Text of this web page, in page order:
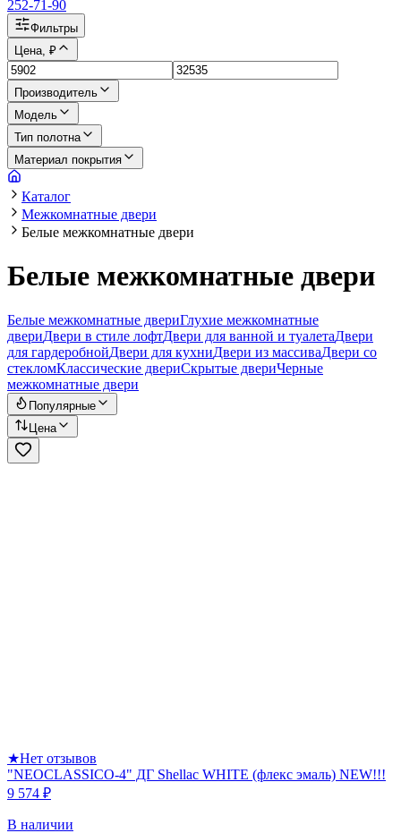
252-71-90
Фильтры
Цена, ₽
Производитель
Модель
Тип полотна
Материал покрытия
Каталог
Межкомнатные двери
Белые межкомнатные двери
Белые межкомнатные двери
Белые межкомнатные двериГлухие межкомнатные
двериДвери в стиле лофтДвери для ванной и туалетаДвери
для гардеробнойДвери для кухниДвери из массиваДвери со
стекломКлассические двериСкрытые двериЧерные
межкомнатные двери
Популярные
Цена
★Нет отзывов
"NEOCLASSICO-4" ДГ Shellac WHITE (флекс эмаль) NEW!!!
9 574 ₽
В наличии